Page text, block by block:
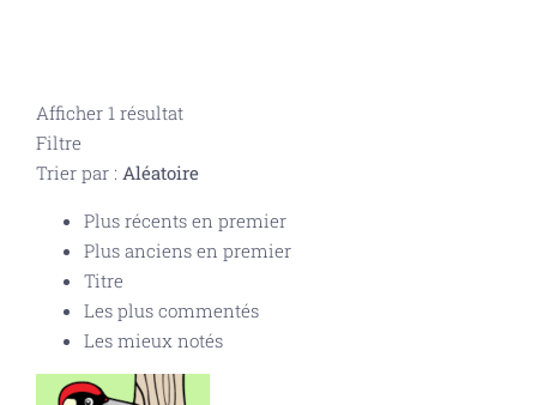
Afficher 1 résultat
Filtre
Trier par : Aléatoire
Plus récents en premier
Plus anciens en premier
Titre
Les plus commentés
Les mieux notés